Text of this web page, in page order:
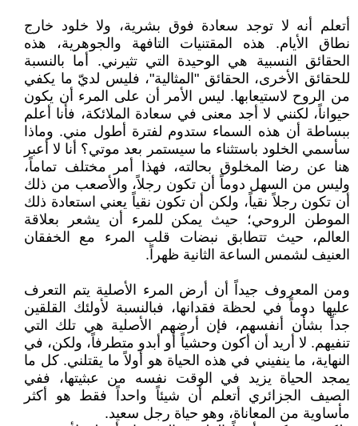
أتعلم أنه لا توجد سعادة فوق بشرية، ولا خلود خارج
نطاق الأيام. هذه المقتنيات التافهة والجوهرية، هذه
الحقائق النسبية هي الوحيدة التي تثيرني. أما بالنسبة
للحقائق الأخرى، الحقائق "المثالية"، فليس لديّ ما يكفي
من الروح لاستيعابها. ليس الأمر أن على المرء أن يكون
حيواناً، لكنني لا أجد معنى في سعادة الملائكة، فأنا أعلم
ببساطة أن هذه السماء ستدوم لفترة أطول مني. وماذا
سأسمي الخلود باستثناء ما سيستمر بعد موتي؟ أنا لا أعبر
هنا عن رضا المخلوق بحالته، فهذا أمر مختلف تماماً،
وليس من السهل دوماً أن تكون رجلاً، والأصعب من ذلك
أن تكون رجلاً نقياً، ولكن أن تكون نقياً يعني استعادة ذلك
الموطن الروحي؛ حيث يمكن للمرء أن يشعر بعلاقة
العالم، حيث تتطابق نبضات قلب المرء مع الخفقان
العنيف لشمس الساعة الثانية ظهراً.
ومن المعروف جيداً أن أرض المرء الأصلية يتم التعرف
عليها دوماً في لحظة فقدانها، فبالنسبة لأولئك القلقين
جداً بشأن أنفسهم، فإن أرضهم الأصلية هي تلك التي
تنفيهم. لا أريد أن أكون وحشياً أو أبدو متطرفاً، ولكن، في
النهاية، ما ينفيني في هذه الحياة هو أولاً ما يقتلني. كل ما
يمجد الحياة يزيد في الوقت نفسه من عبثيتها، ففي
الصيف الجزائري أتعلم أن شيئاً واحداً فقط هو أكثر
مأساوية من المعاناة، وهو حياة رجل سعيد.